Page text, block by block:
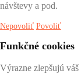
návštevy a pod.
Nepovoliť Povoliť
Funkčné cookies
Výrazne zlepšujú